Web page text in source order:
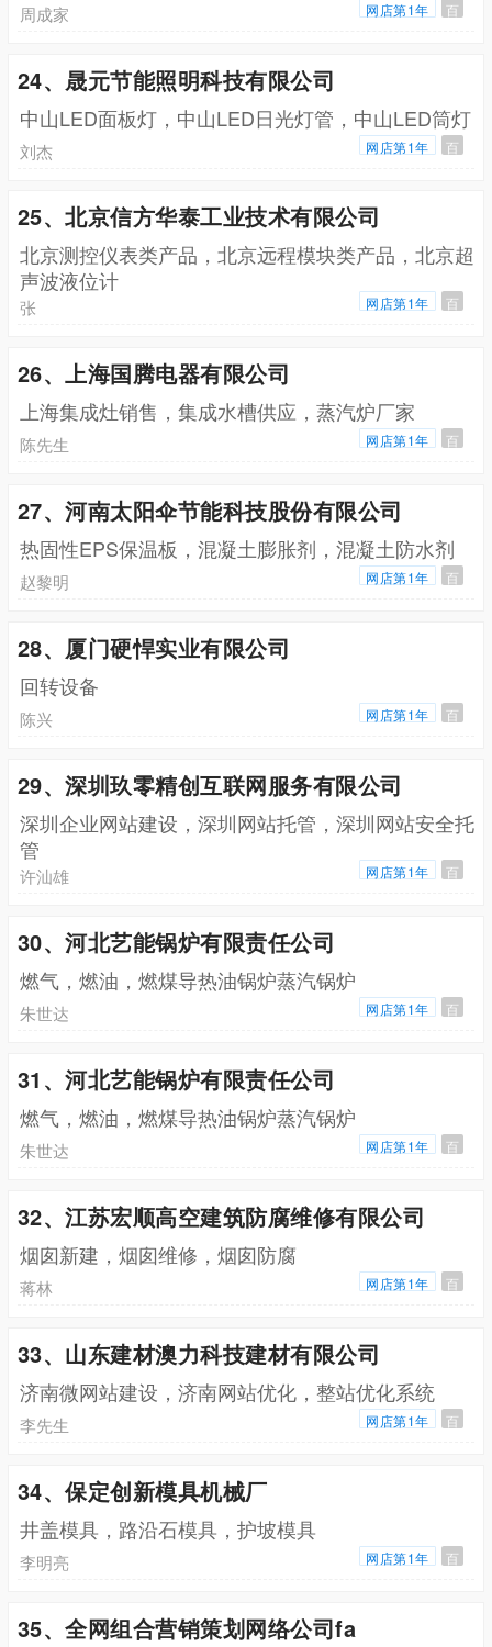
周成家 网店第1年 百
24、晟元节能照明科技有限公司
中山LED面板灯，中山LED日光灯管，中山LED筒灯
刘杰 网店第1年 百
25、北京信方华泰工业技术有限公司
北京测控仪表类产品，北京远程模块类产品，北京超
声波液位计
张 网店第1年 百
26、上海国腾电器有限公司
上海集成灶销售，集成水槽供应，蒸汽炉厂家
陈先生 网店第1年 百
27、河南太阳伞节能科技股份有限公司
热固性EPS保温板，混凝土膨胀剂，混凝土防水剂
赵黎明 网店第1年 百
28、厦门硬悍实业有限公司
回转设备
陈兴 网店第1年 百
29、深圳玖零精创互联网服务有限公司
深圳企业网站建设，深圳网站托管，深圳网站安全托
管
许汕雄 网店第1年 百
30、河北艺能锅炉有限责任公司
燃气，燃油，燃煤导热油锅炉蒸汽锅炉
朱世达 网店第1年 百
31、河北艺能锅炉有限责任公司
燃气，燃油，燃煤导热油锅炉蒸汽锅炉
朱世达 网店第1年 百
32、江苏宏顺高空建筑防腐维修有限公司
烟囱新建，烟囱维修，烟囱防腐
蒋林 网店第1年 百
33、山东建材澳力科技建材有限公司
济南微网站建设，济南网站优化，整站优化系统
李先生 网店第1年 百
34、保定创新模具机械厂
井盖模具，路沿石模具，护坡模具
李明亮 网店第1年 百
35、全网组合营销策划网络公司fa